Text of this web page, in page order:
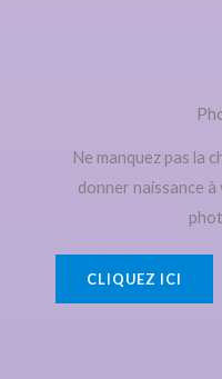
Ne manquez pas la
donner naissance
CLIQUEZ ICI